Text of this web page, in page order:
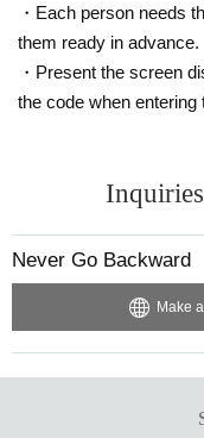
・Each person needs
them ready in advance.
・Present the screen
the code when entering
Never Go Backward
Make